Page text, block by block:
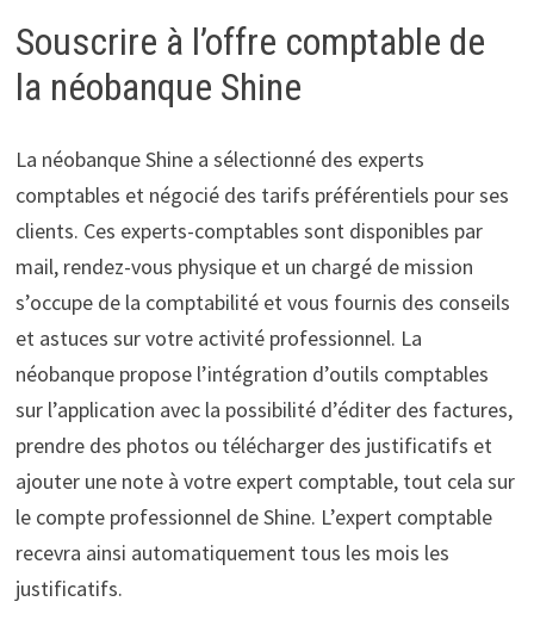
Souscrire à l’offre comptable de
la néobanque Shine
La néobanque Shine a sélectionné des experts
comptables et négocié des tarifs préférentiels pour ses
clients. Ces experts-comptables sont disponibles par
mail, rendez-vous physique et un chargé de mission
s’occupe de la comptabilité et vous fournis des conseils
et astuces sur votre activité professionnel. La
néobanque propose l’intégration d’outils comptables
sur l’application avec la possibilité d’éditer des factures,
prendre des photos ou télécharger des justificatifs et
ajouter une note à votre expert comptable, tout cela sur
le compte professionnel de Shine. L’expert comptable
recevra ainsi automatiquement tous les mois les
justificatifs.